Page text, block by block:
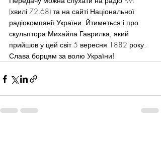
(хвилі 72.68) та на сайті Національної
радіокомпанії України. Йтиметься і про
скульптора Михайла Гаврилка, який
прийшов у цей світ 5 вересня 1882 року.
Слава борцям за волю України!